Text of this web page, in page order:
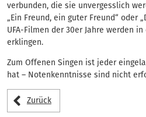
verbunden, die sie unvergesslich
„Ein Freund, ein guter Freund“ oder
UFA-Filmen der 30er Jahre werden
erklingen.
Zum Offenen Singen ist jeder
hat – Notenkenntnisse sind nicht
Zurück